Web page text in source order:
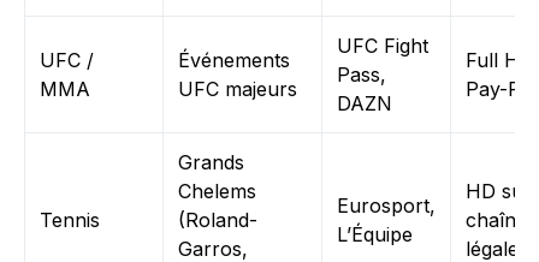
UFC /
MMA
Événements
UFC majeurs
UFC Fight
Pass,
DAZN
Full
Pay-
Tennis
Grands
Chelems
(Roland-
Garros,
Eurosport,
L’Équipe
HD sur
chaînes
légales